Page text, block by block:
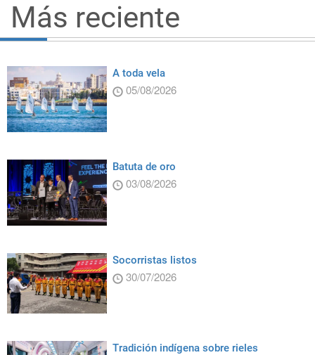
Más reciente
A toda vela
05/08/2026
Batuta de oro
03/08/2026
Socorristas listos
30/07/2026
Tradición indígena sobre rieles